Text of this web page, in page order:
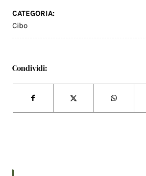
CATEGORIA:
Cibo
Condividi: